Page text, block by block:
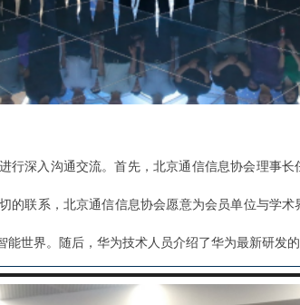
行深入沟通交流。首先，北京通信信息协会理事
的联系，北京通信信息协会愿意为会员单位与学
世界。随后，华为技术人员介绍了华为最新研发
|